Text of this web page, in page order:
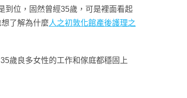
到位，固然曾經35歲，可是裡面看起
了解為什麼人之初敦化館產後護理之
歲良多女性的工作和傢庭都穩固上